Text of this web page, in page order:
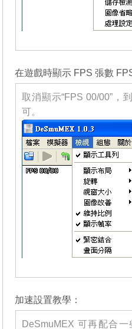
在遊戲時顯示 FPS 張數
取消顯示“FPS 00/00”，
可。
加速設置教學：
DeSmuMEX 可再配合